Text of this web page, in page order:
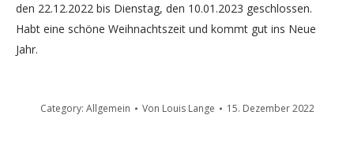
den 22.12.2022 bis Dienstag, den 10.01.2023 geschlossen.
Habt eine schöne Weihnachtszeit und kommt gut ins Neue
Jahr.
Category: Allgemein Von Louis Lange 15. Dezember 2022